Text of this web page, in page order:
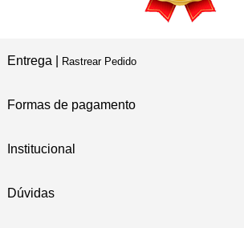
Entrega | Rastrear Pedido
Formas de pagamento
Institucional
Dúvidas